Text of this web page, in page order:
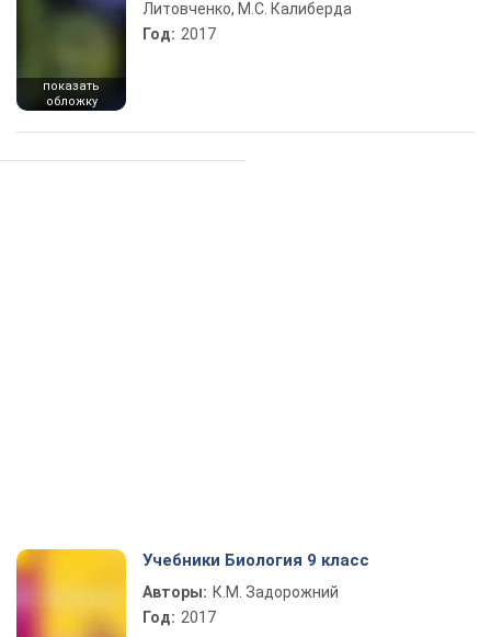
показать
обложку
Литовченко, М.С. Калиберда
Год: 2017
Учебники Биология 9 класс
Авторы: К.М. Задорожний
Год: 2017